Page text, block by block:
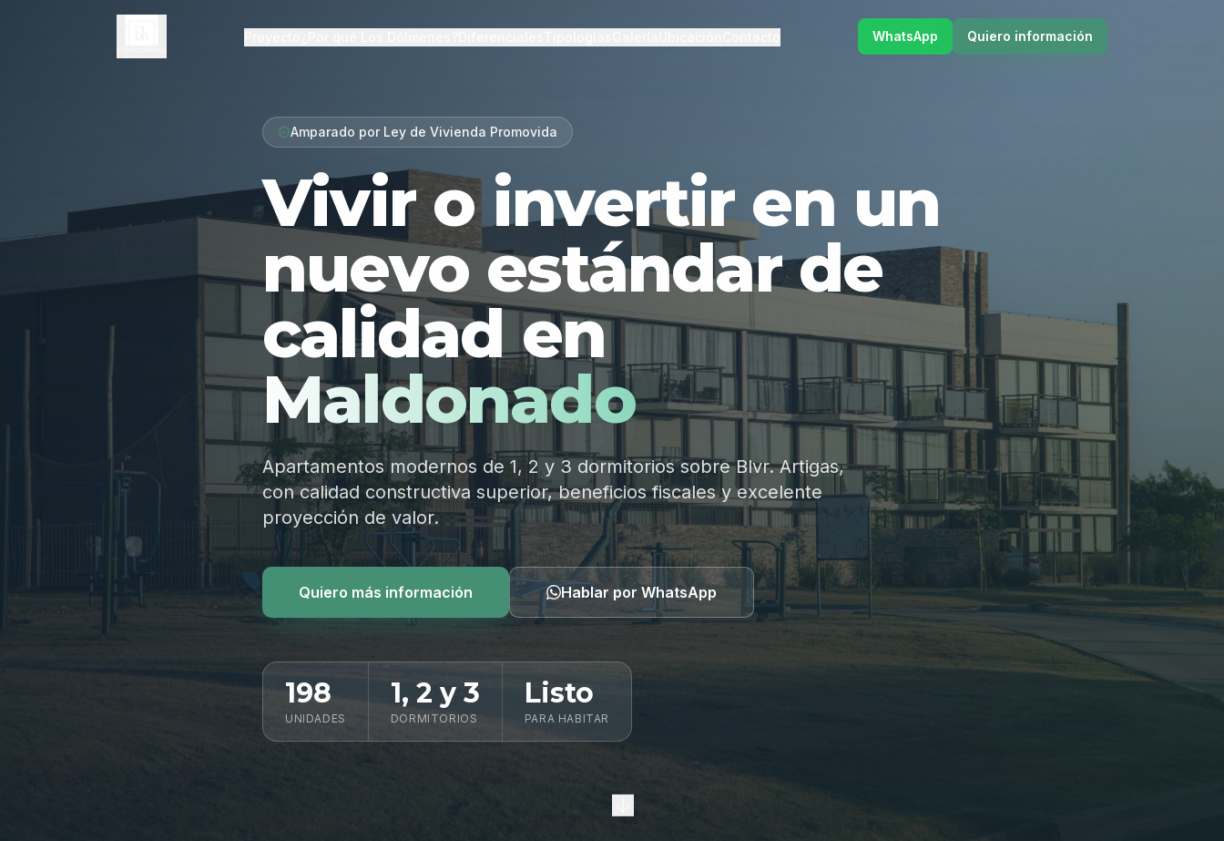
WhatsApp Quiero información
Amparado por Ley de Vivienda Promovida
Vivir o invertir en un
nuevo estándar de
calidad en
Maldonado
Apartamentos modernos de 1, 2 y 3 dormitorios sobre Blvr. Artigas,
con calidad constructiva superior, beneficios fiscales y excelente
proyección de valor.
Quiero más información Hablar por WhatsApp
198
UNIDADES
1, 2 y 3
DORMITORIOS
Listo
PARA HABITAR